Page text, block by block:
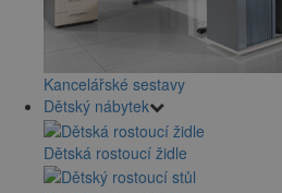
Kancelářské sestavy
Dětský nábytek
Dětská rostoucí židle